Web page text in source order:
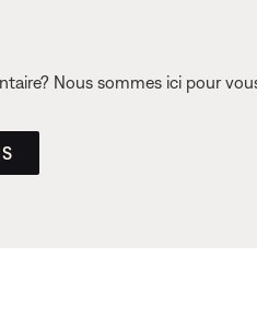
Nous sommes ici pour